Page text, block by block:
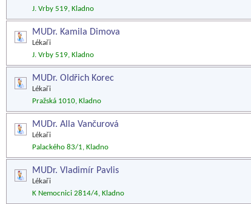
J. Vrby 519, Kladno
MUDr. Kamila Dimova
Lékaři
J. Vrby 519, Kladno
MUDr. Oldřich Korec
Lékaři
Pražská 1010, Kladno
MUDr. Alla Vančurová
Lékaři
Palackého 83/1, Kladno
MUDr. Vladimír Pavlis
Lékaři
K Nemocnici 2814/4, Kladno